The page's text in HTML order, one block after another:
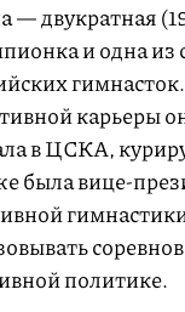
— двукратная
и одна из
карьеры
в ЦСКА,
была вице-
политике.